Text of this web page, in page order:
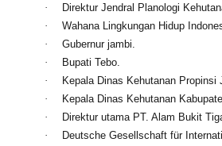
·
Direktur Jendral Planologi
·
Wahana Lingkungan Hidup
·
Gubernur jambi.
·
Bupati Tebo.
·
Kepala Dinas Kehutanan Propinsi
·
Kepala Dinas Kehutanan
·
Direktur utama PT. Alam Bukit
·
Deutsche Gesellschaft für